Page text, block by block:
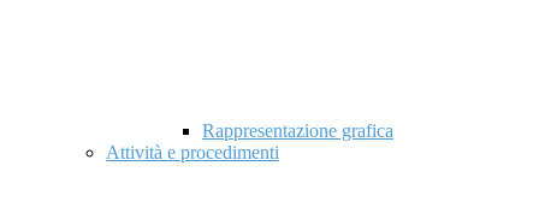
Rappresentazione grafica
Attività e procedimenti